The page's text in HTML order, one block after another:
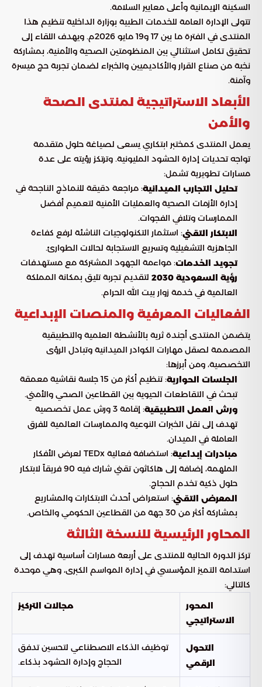
السكينة الإيمانية وأعلى معايير السلامة.
تتولى الإدارة العامة للخدمات الطبية بوزارة الداخلية تنظيم هذا
المنتدى في الفترة ما بين 17 و19 مايو 2026م. ويهدف اللقاء إلى
تحقيق تكامل استثنائي بين المنظومتين الصحية والأمنية، بمشاركة
نخبة من صناع القرار والأكاديميين والخبراء لضمان تجربة حج ميسرة
وآمنة.
الأبعاد الاستراتيجية لمنتدى الصحة
والأمن
يعمل المنتدى كمختبر ابتكاري يسعى لصياغة حلول متقدمة
تواجه تحديات إدارة الحشود المليونية. وترتكز رؤيته على عدة
مسارات تطويرية تشمل:
تحليل التجارب الميدانية: مراجعة دقيقة للنماذج الناجحة في
إدارة الأزمات الصحية والعمليات الأمنية لتعميم أفضل
الممارسات وتلافي الفجوات.
الابتكار التقني: استثمار التكنولوجيات الناشئة لرفع كفاءة
الجاهزية التشغيلية وتسريع الاستجابة لحالات الطوارئ.
تجويد الخدمات: مواءمة الجهود المشتركة مع مستهدفات
رؤية السعودية 2030
لتقديم تجربة تليق بمكانة المملكة
العالمية في خدمة زوار بيت الله الحرام.
الفعاليات المعرفية والمنصات الإبداعية
يتضمن المنتدى أجندة ثرية بالأنشطة العلمية والتطبيقية
المصممة لصقل مهارات الكوادر الميدانية وتبادل الرؤى
التخصصية، ومن أبرزها:
الجلسات الحوارية
: تنظيم أكثر من 15 جلسة نقاشية معمقة
تبحث في التقاطعات الحيوية بين القطاعين الصحي والأمني.
ورش العمل التطبيقية
: إقامة 3 ورش عمل تخصصية
تهدف إلى نقل الخبرات النوعية والممارسات العالمية للفرق
العاملة في الميدان.
مبادرات إبداعية
: استضافة فعالية TEDx لعرض الأفكار
الملهمة، إضافة إلى هاكاثون تقني شارك فيه 90 فريقاً لابتكار
حلول ذكية تخدم الحجاج.
المعرض التقني: استعراض أحدث الابتكارات والمشاريع
بمشاركة أكثر من 30 جهة من القطاعين الحكومي والخاص.
المحاور الرئيسية للنسخة الثالثة
تركز الدورة الحالية للمنتدى على أربعة مسارات أساسية تهدف إلى
استدامة التميز المؤسسي في إدارة المواسم الكبرى، وهي موحدة
كالتالي:
المحور
الاستراتيجي
مجالات التركيز
التحول
الرقمي
توظيف الذكاء الاصطناعي لتحسين تدفق
الحجاج وإدارة الحشود بذكاء.